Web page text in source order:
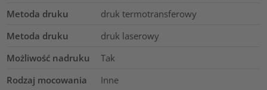
Metoda druku
druk termotransferowy
Metoda druku
druk laserowy
Możliwość nadruku
Tak
Rodzaj mocowania
Inne